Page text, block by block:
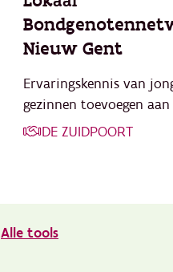
Nieuw Gent
Ervaringskennis van
gezinnen toevoegen
DE ZUIDPOORT
Alle tools